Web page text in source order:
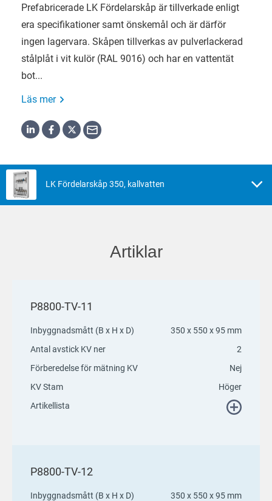
Prefabricerade LK Fördelarskåp är tillverkade enligt
era specifikationer samt önskemål och är därför
ingen lagervara. Skåpen tillverkas av pulverlackerad
stålplåt i vit kulör (RAL 9016) och har en vattentät
bot...
Läs mer
LK Fördelarskåp 350, kallvatten
Artiklar
P8800-TV-11
Inbyggnadsmått (B x H x D)
350 x 550 x 95 mm
Antal avstick KV ner
2
Förberedelse för mätning KV
Nej
KV Stam
Höger
Artikellista
P8800-TV-12
Inbyggnadsmått (B x H x D)
350 x 550 x 95 mm